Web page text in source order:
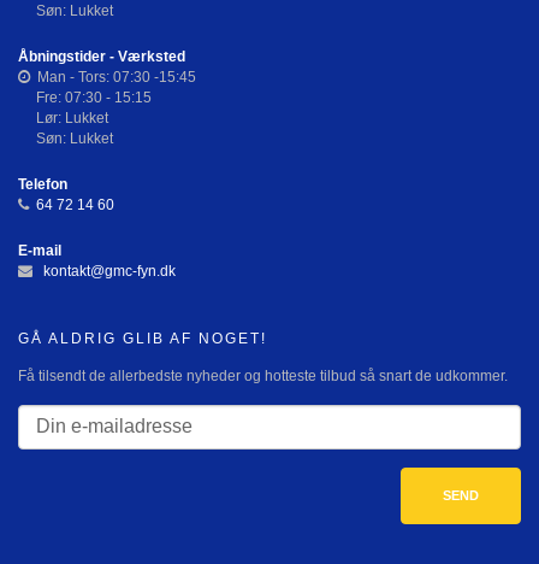
Søn: Lukket
Åbningstider - Værksted
Man - Tors: 07:30 -15:45
Fre: 07:30 - 15:15
Lør: Lukket
Søn: Lukket
Telefon
64 72 14 60
E-mail
kontakt@gmc-fyn.dk
GÅ ALDRIG GLIB AF NOGET!
Få tilsendt de allerbedste nyheder og hotteste tilbud så snart de udkommer.